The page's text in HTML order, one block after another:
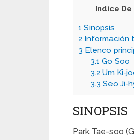
Indice
1 Sinopsis
2 Información
3 Elenco
3.1 Go Soo
3.2 Um Ki-
3.3 Seo Ji-
SINOPSIS
Park Tae-soo